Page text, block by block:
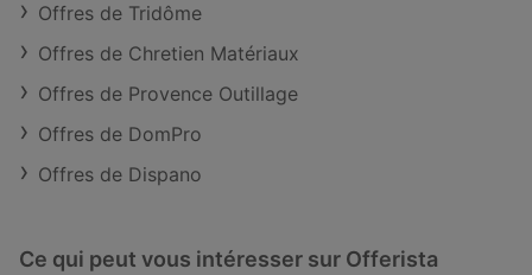
Offres de Tridôme
Offres de Chretien Matériaux
Offres de Provence Outillage
Offres de DomPro
Offres de Dispano
Ce qui peut vous intéresser sur Offerista